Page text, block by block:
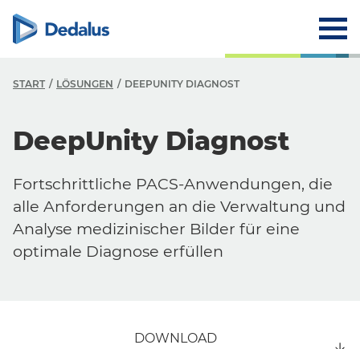
START LÖSUNGEN DEEPUNITY DIAGNOST
DeepUnity Diagnost
Fortschrittliche PACS-Anwendungen, die
alle Anforderungen an die Verwaltung und
Analyse medizinischer Bilder für eine
optimale Diagnose erfüllen
DOWNLOAD